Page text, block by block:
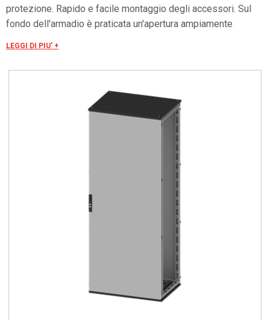
protezione. Rapido e facile montaggio degli accessori. Sul
fondo dell'armadio è praticata un'apertura ampiamente
d'acciaio. Internamente è fissato un telaio forato con passo
la porta, consente un facile ancoraggio per ogni tipo di
applicazione. Grado di resistenza all'urto secondo IEC EN
LEGGI DI PIU' +